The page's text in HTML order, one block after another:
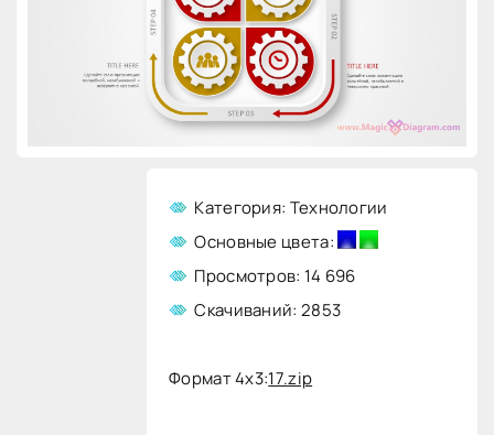
Категория: Технологии
Основные цвета:
Просмотров: 14 696
Скачиваний: 2853
Формат 4x3:17.zip